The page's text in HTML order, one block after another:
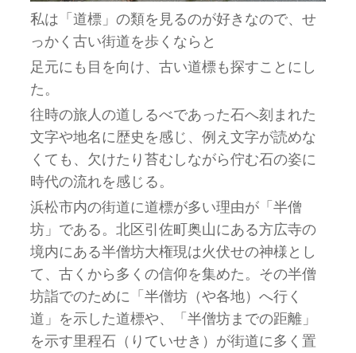
私は「道標」の類を見るのが好きなので、せ
っかく古い街道を歩くならと
足元にも目を向け、古い道標も探すことにし
た。
往時の旅人の道しるべであった石へ刻まれた
文字や地名に歴史を感じ、例え文字が読めな
くても、欠けたり苔むしながら佇む石の姿に
時代の流れを感じる。
浜松市内の街道に道標が多い理由が「半僧
坊」である。北区引佐町奥山にある方広寺の
境内にある半僧坊大権現は火伏せの神様とし
て、古くから多くの信仰を集めた。その半僧
坊詣でのために「半僧坊（や各地）へ行く
道」を示した道標や、「半僧坊までの距離」
を示す里程石（りていせき）が街道に多く置